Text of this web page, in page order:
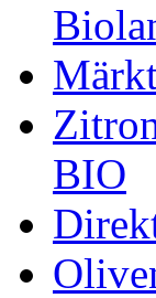
BIO